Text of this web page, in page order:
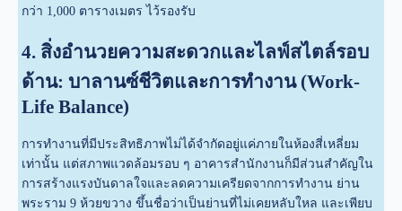
กว่า 1,000 ตารางเมตร ไว้รองรับ
4. สิ่งอำนวยความสะดวกและไลฟ์สไตล์รอบ
ด้าน: บาลานซ์ชีวิตและการทำงาน (Work-
Life Balance)
การทำงานที่มีประสิทธิภาพไม่ได้จำกัดอยู่แค่ภายในห้องสี่เหลี่ยม
เท่านั้น แต่สภาพแวดล้อมรอบ ๆ อาคารสำนักงานก็มีส่วนสำคัญใน
การสร้างแรงบันดาลใจและลดความเครียดจากการทำงาน ย่าน
พระราม 9 ห้วยขวาง ขึ้นชื่อว่าเป็นย่านที่ไม่เคยหลับใหล และเพียบ